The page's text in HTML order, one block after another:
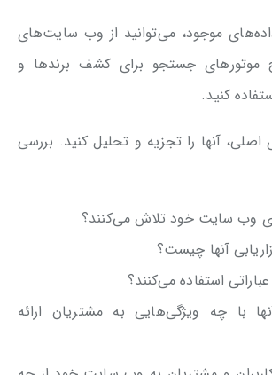
موجود، می‌توانید از وب سایت‌های
موتورهای جستجو برای کشف برندها و
کنید.
اصلی، آنها را تجزیه و تحلیل کنید. بررسی
وب سایت خود تلاش می‌کنند؟
آنها چیست؟
استفاده می‌کنند؟
با چه ویژگی‌هایی به مشتریان ارائه